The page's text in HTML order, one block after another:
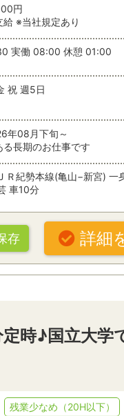
円
※当社規定あり
実働 08:00 休憩 01:00
祝 週5日
08月下旬～
る長期のお仕事です
Ｒ紀勢本線(亀山−新宮) 一
車10分
存 詳細
時♪国立大学
残業少なめ（20H以下）